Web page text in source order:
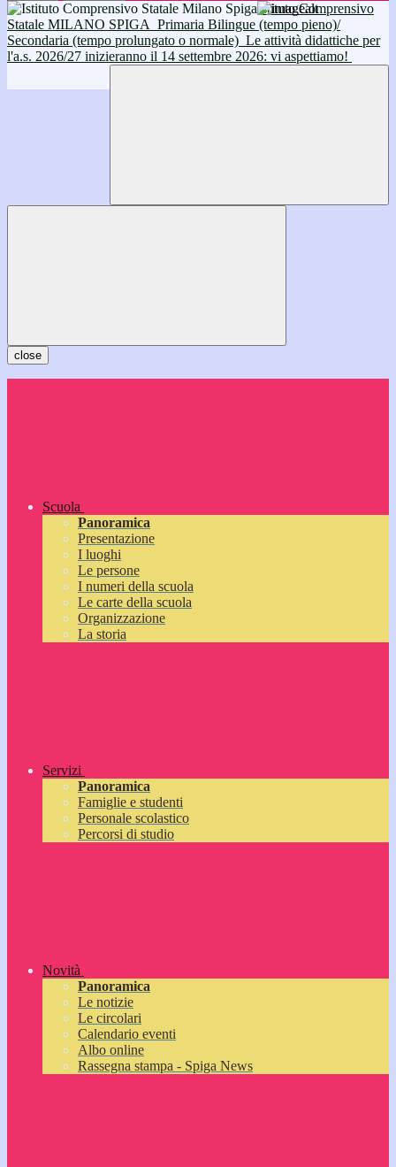
Istituto Comprensivo
Statale MILANO SPIGA Primaria Bilingue (tempo pieno)/
Secondaria (tempo prolungato o normale) Le attività didattiche per
l'a.s. 2026/27 inizieranno il 14 settembre 2026: vi aspettiamo!
close
Scuola
Panoramica
Presentazione
I luoghi
Le persone
I numeri della scuola
Le carte della scuola
Organizzazione
La storia
Servizi
Panoramica
Famiglie e studenti
Personale scolastico
Percorsi di studio
Novità
Panoramica
Le notizie
Le circolari
Calendario eventi
Albo online
Rassegna stampa - Spiga News